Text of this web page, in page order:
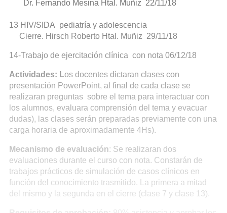
Dr. Fernando Mesina Htal. Muñiz 22/11/18
13 HIV/SIDA pediatría y adolescencia
Cierre. Hirsch Roberto Htal. Muñiz 29/11/18
14-Trabajo de ejercitación clínica con nota 06/12/18
Actividades: Los docentes dictaran clases con
presentación PowerPoint, al final de cada clase se
realizaran preguntas sobre el tema para interactuar con
los alumnos, evaluara comprensión del tema y evacuar
dudas), las clases serán preparadas previamente con una
carga horaria de aproximadamente 4Hs).
Mecanismo de evaluación: Se realizaran dos
evaluaciones durante el curso con nota. Constarán de
trabajos prácticos de simulación de casos clínicos en
función del conocimiento trasmitido. La primera a mitad
del mismo y la segunda en el cierre (clase 7 y clase 13).